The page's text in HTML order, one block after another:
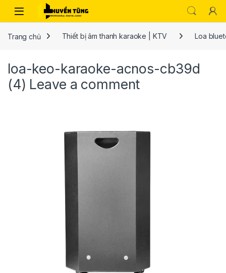
Trang chủ Thiết bị âm thanh karaoke | KTV Loa
loa-keo-karaoke-acnos-cb39d
(4) Leave a comment